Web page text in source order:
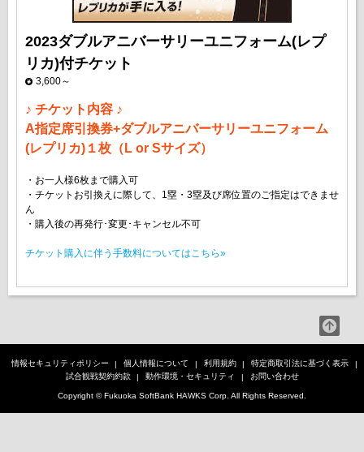
2023ダブルアニバーサリーユニフォーム(レプ
リカ)付チケット
3,600～
♪ チケット内容 ♪
A指定席引換券+ダブルアニバーサリーユニフォーム
(レプリカ)１枚（L or Sサイズ）
・お一人様6枚まで購入可
・チケットお引換えに際して、1塁・3塁及び席位置のご指定はできませ
ん
・購入後の再発行･変更･キャンセル不可
チケット購入に伴う手数料についてはこちら»
情報セキュリティポリシー 個人情報について 利用規約
特定商取引法に基づく表示
試合観戦契約約款
動作環境・セキュリティ お問い合わせ
Copyright © Fukuoka SoftBank HAWKS Corp. All Rights Reserved.